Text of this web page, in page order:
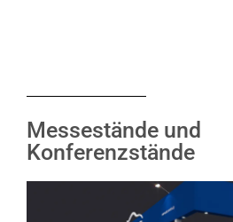
Messestände und
Konferenzstände